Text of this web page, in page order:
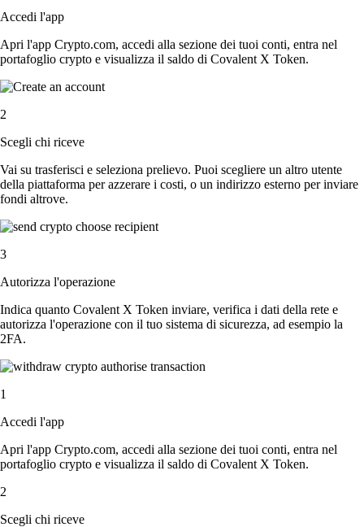
Accedi l'app
Apri l'app Crypto.com, accedi alla sezione dei tuoi conti, entra nel
portafoglio crypto e visualizza il saldo di Covalent X Token.
2
Scegli chi riceve
Vai su trasferisci e seleziona prelievo. Puoi scegliere un altro utente
della piattaforma per azzerare i costi, o un indirizzo esterno per inviare
fondi altrove.
3
Autorizza l'operazione
Indica quanto Covalent X Token inviare, verifica i dati della rete e
autorizza l'operazione con il tuo sistema di sicurezza, ad esempio la
2FA.
1
Accedi l'app
Apri l'app Crypto.com, accedi alla sezione dei tuoi conti, entra nel
portafoglio crypto e visualizza il saldo di Covalent X Token.
2
Scegli chi riceve